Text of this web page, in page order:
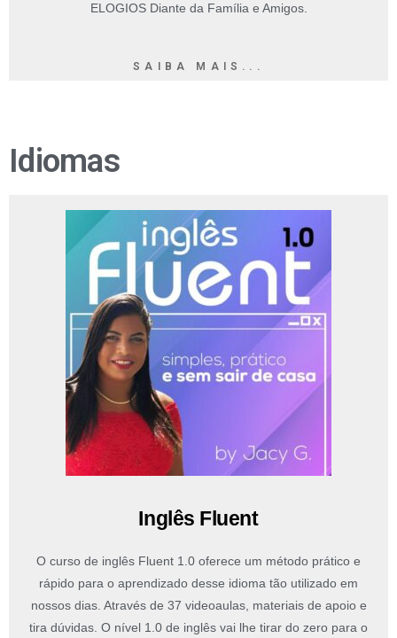
ELOGIOS Diante da Família e Amigos.
SAIBA MAIS...
Idiomas
Inglês Fluent
O curso de inglês Fluent 1.0 oferece um método prático e
rápido para o aprendizado desse idioma tão utilizado em
nossos dias. Através de 37 videoaulas, materiais de apoio e
tira dúvidas. O nível 1.0 de inglês vai lhe tirar do zero para o